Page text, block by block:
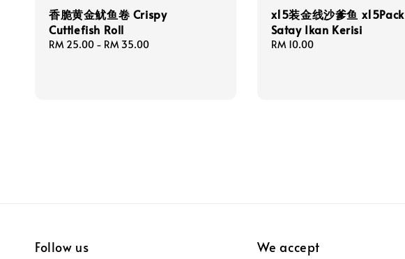
香脆黄金鱿鱼卷 Crispy
Cuttlefish Roll
Regular
RM 25.00 - RM 35.00
x15装金线沙爹鱼 x15Pack
Satay Ikan Kerisi
Regular
RM 10.00
Follow us We accept